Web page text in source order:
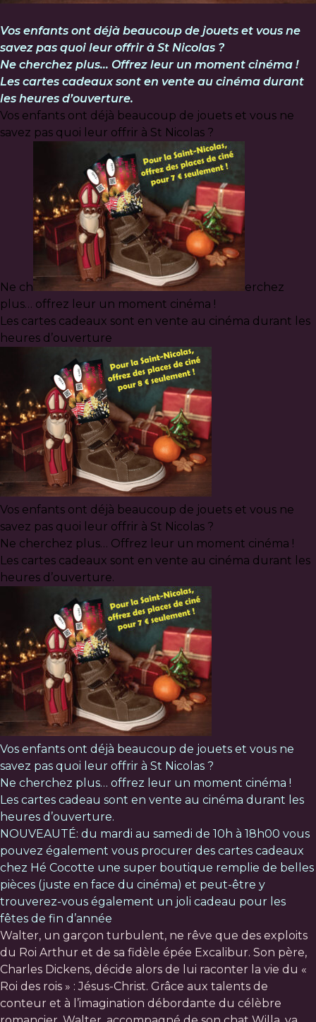
Vos enfants ont déjà beaucoup de jouets et vous ne
savez pas quoi leur offrir à St Nicolas ?
Ne cherchez plus… Offrez leur un moment cinéma !
Les cartes cadeaux sont en vente au cinéma durant
les heures d’ouverture.
Vos enfants ont déjà beaucoup de jouets et vous ne
savez pas quoi leur offrir à St Nicolas ?
Ne ch
erchez
plus… offrez leur un moment cinéma !
Les cartes cadeaux sont en vente au cinéma durant les
heu res d’ouverture
Vos enfants ont déjà beaucoup de jouets et vous ne
savez pas quoi leur offrir à St Nicolas ?
Ne cherchez plus… Offrez leur un moment cinéma !
Les cartes cadeaux sont en vente au cinéma durant les
heures d’ouverture.
Vos enfants ont déjà beaucoup de jouets et vous ne
savez pas quoi leur offrir à St Nicolas ?
Ne cherchez plus… offrez leur un moment cinéma !
Les cartes cadeau sont en vente au cinéma durant les
heures d’ouverture.
NOUVEAUTÉ: du mardi au samedi de 10h à 18h00 vous
pouvez également vous procurer des cartes cadeaux
chez Hé Cocotte une super boutique remplie de belles
pièces (juste en face du cinéma) et peut-être y
trouverez-vous également un joli cadeau pour les
fêtes de fin d’année
Walter, un garçon turbulent, ne rêve que des exploits
du Roi Arthur et de sa fidèle épée Excalibur. Son père,
Charles Dickens, décide alors de lui raconter la vie du «
Roi des rois » : Jésus-Christ. Grâce aux talents de
conteur et à l’imagination débordante du célèbre